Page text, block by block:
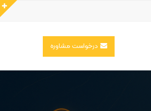
درخواست مشاوره